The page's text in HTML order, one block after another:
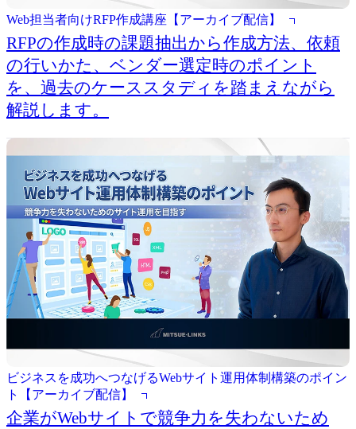
Web担当者向けRFP作成講座【アーカイブ配信】
RFPの作成時の課題抽出から作成方法、依頼
の行いかた、ベンダー選定時のポイント
を、過去のケーススタディを踏まえながら
解説します。
ビジネスを成功へつなげるWebサイト運用体制構築のポイン
ト【アーカイブ配信】
企業がWebサイトで競争力を失わないため